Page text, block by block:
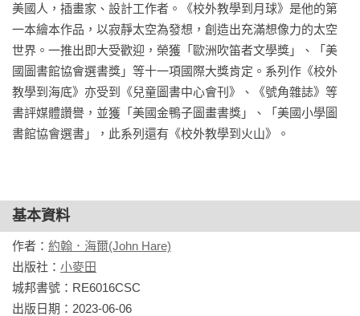
未來的校外教學，不只去水族館、博物館，目的地是──月球！
搭上校車登陸月球，躍過深不見底的峽谷、
造訪巨大火山口、遠眺耀眼的藍色地球……
還會遇到什麼意想不到的事情呢？
搭著太空校車，朝月球前進。漫步月球表面，在月球上拍照、
寫生，聽著老師的導覽。
=本書特色=
★阿波羅11號登月五十週年紀念話題之作：人類第一次登陸月
球至今已五十年，從此開啟人們對太空旅行的夢想，或許有一
天搭校車就可以上月球探索！從月球看地球是什麼風景？在月
球上會遇到外星人嗎？打開孩子對外太空的好奇心，種下科學
美國人，插畫家、設計工作者。《校外教學到月球》是他的第
一本繪本作品，以寂靜太空為發想，創造出充滿想像力的太空
世界。一推出即大受歡迎，榮獲「歐洲吹笛者文學獎」、「美
國圖書館協會選書獎」等十一項國際大獎肯定。系列作《校外
教學到海底》亦受到《兒童圖書中心會刊》、《號角雜誌》等
書評媒體讚譽，並獲「美國金鴨子圖畫書獎」、「美國小學圖
書館協會選書」，此系列還有《校外教學到火山》。
基本資料
作者： 約翰．海爾(John Hare)
出版社： 小麥田
城邦書號：RE6016CSC
出版日期：2023-06-06